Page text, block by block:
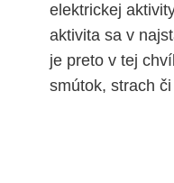
elektrickej
aktivita sa v
je preto v tej
smútok, strach